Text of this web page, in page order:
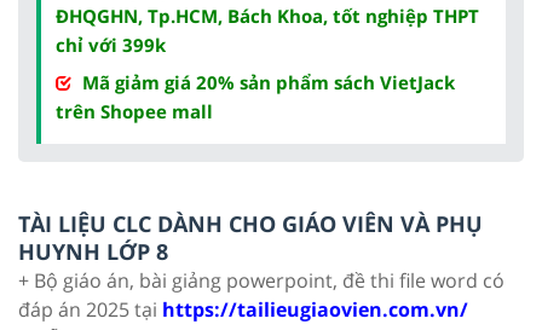
ĐHQGHN, Tp.HCM, Bách Khoa, tốt nghiệp THPT
chỉ với 399k
Mã giảm giá 20% sản phẩm sách VietJack
trên Shopee mall
TÀI LIỆU CLC DÀNH CHO GIÁO VIÊN VÀ PHỤ
HUYNH LỚP 8
+ Bộ giáo án, bài giảng powerpoint, đề thi file word có
đáp án 2025 tại https://tailieugiaovien.com.vn/